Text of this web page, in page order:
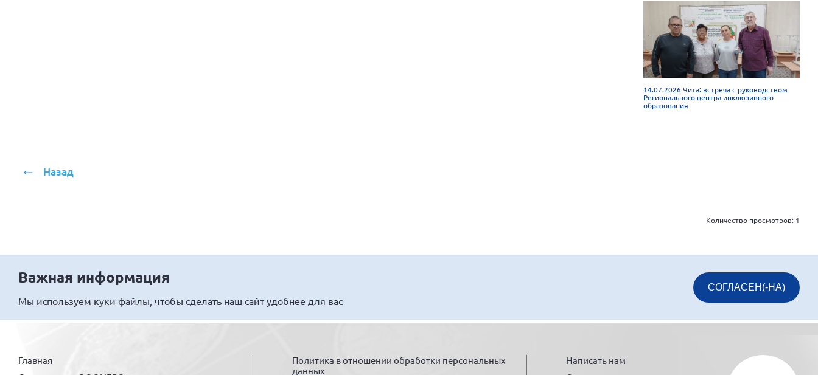
14.07.2026 Чита: встреча с руководством
Регионального центра инклюзивного
образования
Назад
Количество просмотров: 1
Важная информация
Мы используем куки файлы, чтобы сделать наш сайт удобнее для вас
СОГЛАСЕН(-НА)
Главная
Политика в отношении обработки персональных
данных
Написать нам